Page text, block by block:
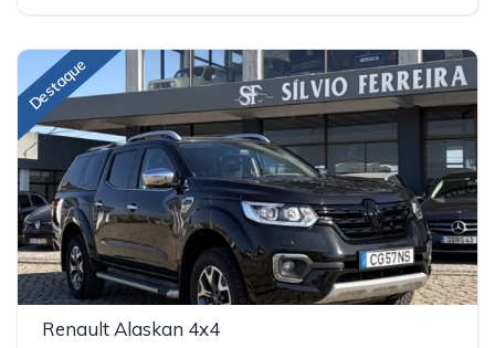
Destaque
Renault Alaskan 4x4